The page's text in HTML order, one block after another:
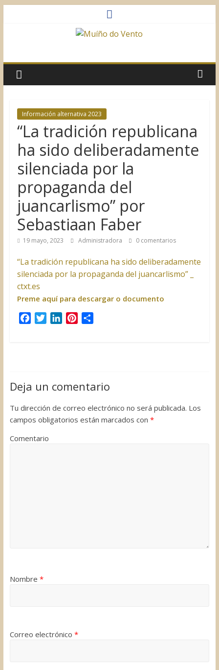
do
Vento
Asociación
Sociocultural
Información alternativa 2023
“La tradición republicana
ha sido deliberadamente
silenciada por la
propaganda del
juancarlismo” por
Sebastiaan Faber
19 mayo, 2023 Administradora 0 comentarios
“La tradición republicana ha sido deliberadamente
silenciada por la propaganda del juancarlismo” _
ctxt.es
Preme aquí para descargar o documento
o
r
I
e
t
t
r
Deja un comentario
Tu dirección de correo electrónico no será publicada. Los
campos obligatorios están marcados con *
Comentario
Nombre *
Correo electrónico *